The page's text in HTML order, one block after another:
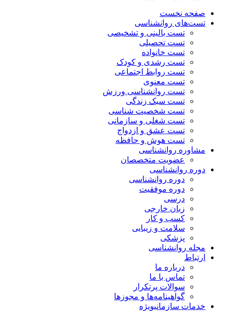
صفحه نخست
تست‌های روانشناسی
تست بالینی و تشخیصی
تست تحصیلی
تست خانواده
تست رشدی و کودک
تست روابط اجتماعی
تست معنوی
تست روانشناسی ورزش
تست سبک زندگی
تست شخصیت شناسی
تست شغلی و سازمانی
تست عشق و ازدواج
تست هوش و حافظه
مشاوره روانشناسی
عضویت متخصصان
دوره روانشناسی
دوره روانشناسی
دوره موفقیت
درسی
زبان خارجی
کسب و کار
سلامت و زیبایی
پزشکی
مجله روانشناسی
ارتباط
درباره ما
تماس با ما
سوالات پرتکرار
گواهینامه‌ها و مجوزها
خدمات سازمانیویژه